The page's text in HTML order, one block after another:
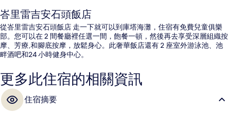
峇里雷吉安石頭飯店
從峇里雷吉安石頭飯店 走一下就可以到庫塔海灘，住宿有免費兒童俱樂
部。您可以在 2 間餐廳裡任選一間，飽餐一頓，然後再去享受深層組織按
摩、芳療,和腳底按摩，放鬆身心。此奢華飯店還有 2 座室外游泳池、池
畔酒吧和24 小時健身中心。
更多此住宿的相關資訊
住宿摘要